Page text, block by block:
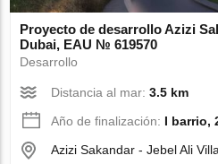
Proyecto de desarrollo Azizi
Dubai, EAU № 619570
Desarrollo
Distancia al mar:3.5 km
Año de finalización: I barrio,
Azizi Sakandar - Jebel Ali